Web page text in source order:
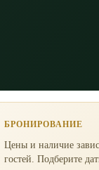
БРОНИРОВАНИЕ
Цены и наличие
гостей. Подберите